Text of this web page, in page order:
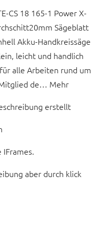
CS 18 165-1 Power X-
Sägeblatt
Akku-Handkreissäge
leicht und handlich
alle Arbeiten rund um
de… Mehr
erstellt
aber durch klick